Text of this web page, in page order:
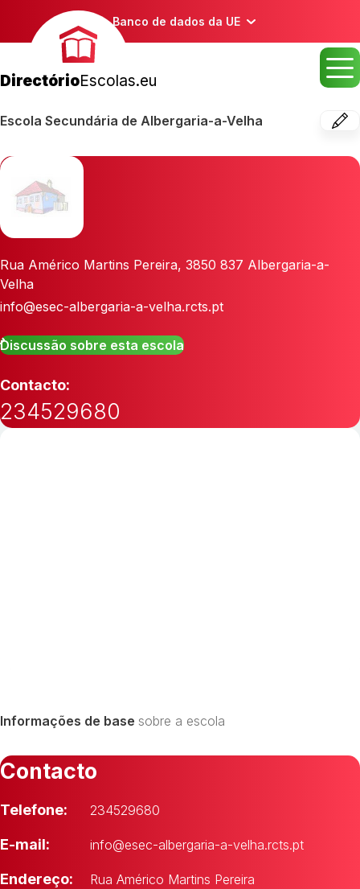
Banco de dados da UE
DirectórioEscolas.eu
Escola Secundária de Albergaria-a-Velha
Rua Américo Martins Pereira, 3850 837 Albergaria-a-
Velha
info@esec-albergaria-a-velha.rcts.pt
Discussão sobre esta escola
Contacto:
234529680
Informações de base sobre a escola
Contacto
Telefone: 234529680
E-mail: info@esec-albergaria-a-velha.rcts.pt
Endereço:
Rua Américo Martins Pereira